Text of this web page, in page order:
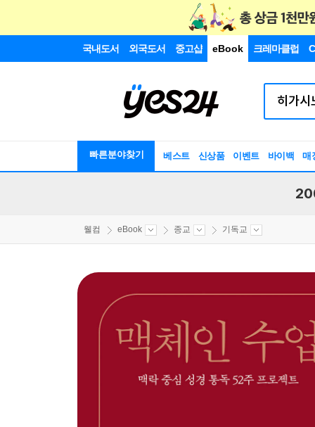
국내도서 외국도서 중고샵 eBook 크레마클럽
빠른분야찾기 베스트 신상품 이벤트 바이백 매
웰컴 eBook 종교 기독교